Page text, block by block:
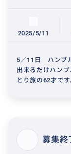
2025/5/11
5／11日 ハンブ
出来るだけハン
とり旅の62才で
募集終